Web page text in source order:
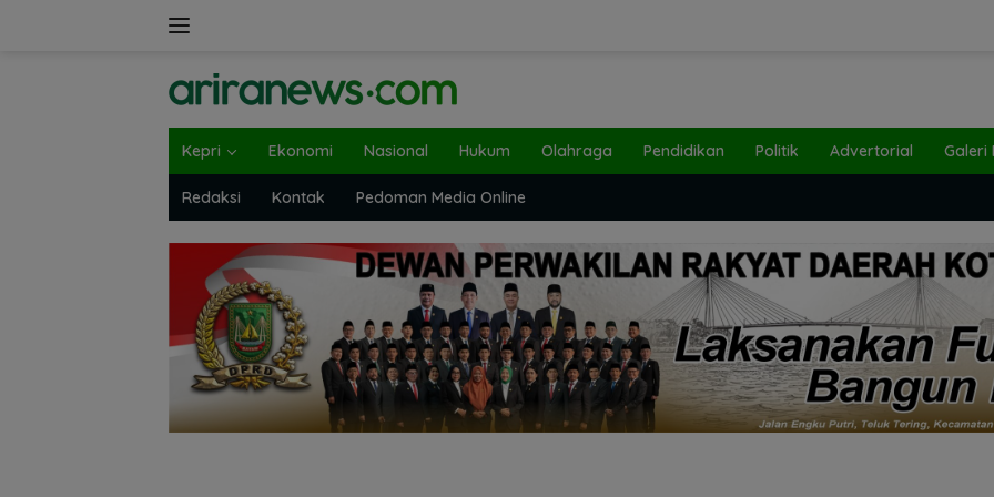
Kepri Ekonomi Nasional Hukum Olahraga Pendidikan Politik Advertorial Galeri
Redaksi Kontak Pedoman Media Online